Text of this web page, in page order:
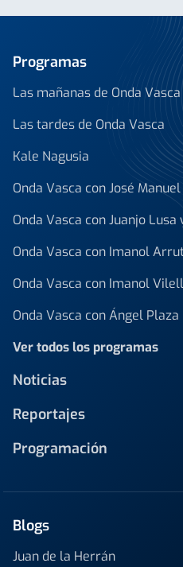
Programas
Las mañanas de Onda Vasca
Las tardes de Onda Vasca
Kale Nagusia
Onda Vasca con José
Onda Vasca con Juanjo
Onda Vasca con Imanol
Onda Vasca con Imanol
Onda Vasca con Ángel Plaza
Ver todos los programas
Noticias
Reportajes
Programación
Blogs
Juan de la Herrán